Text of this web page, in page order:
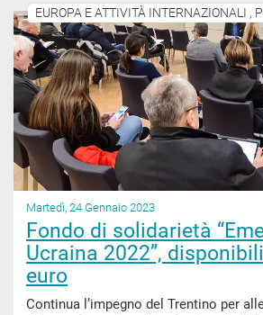
EUROPA E ATTIVITÀ INTERNAZIONALI ,
Martedì, 24 Gennaio 2023
Fondo di solidarietà
Ucraina 2022”,
euro
Continua l’impegno del Trentino per